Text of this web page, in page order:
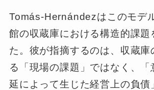
Tomás-Hernándezはこのモデ
館の収蔵庫における構造的課題
た。彼が指摘するのは、収蔵庫
る「現場の課題」ではなく、「
延によって生じた経営上の負債